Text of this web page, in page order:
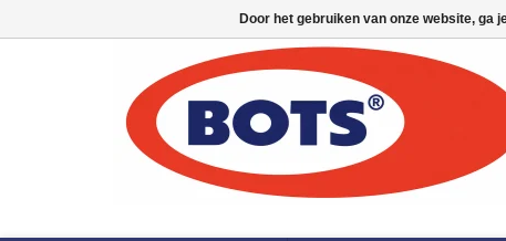
Door het gebruiken van onze website, ga